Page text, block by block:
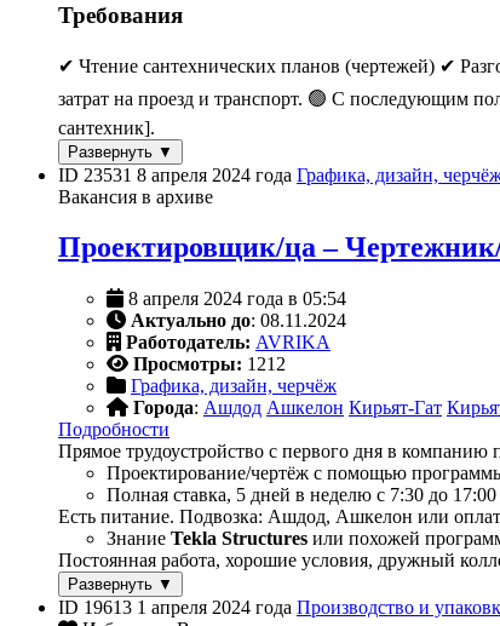
Требования
✔ Чтение сантехнических планов (чертежей) ✔
затрат на проезд и транспорт. 🟢 С последующим
сантехник].
Развернуть ▼
ID 23531 8 апреля 2024 года Графика, дизайн,
Вакансия в архиве
Проектировщик/ца –
8 апреля 2024 года в 05:54
Актуально до: 08.11.2024
Работодатель: AVRIKA
Просмотры: 1212
Графика, дизайн, черчёж
Города: Ашдод Ашкелон Кирьят-Гат
Подробности
Прямое трудоустройство с первого дня в
Проектирование/чертёж с помощью
Полная ставка, 5 дней в неделю с 7:30 до 17:00
Есть питание. Подвозка: Ашдод, Ашкелон или
Знание Tekla Structures или похожей
Постоянная работа, хорошие условия, дружный
Развернуть ▼
ID 19613 1 апреля 2024 года Производство и